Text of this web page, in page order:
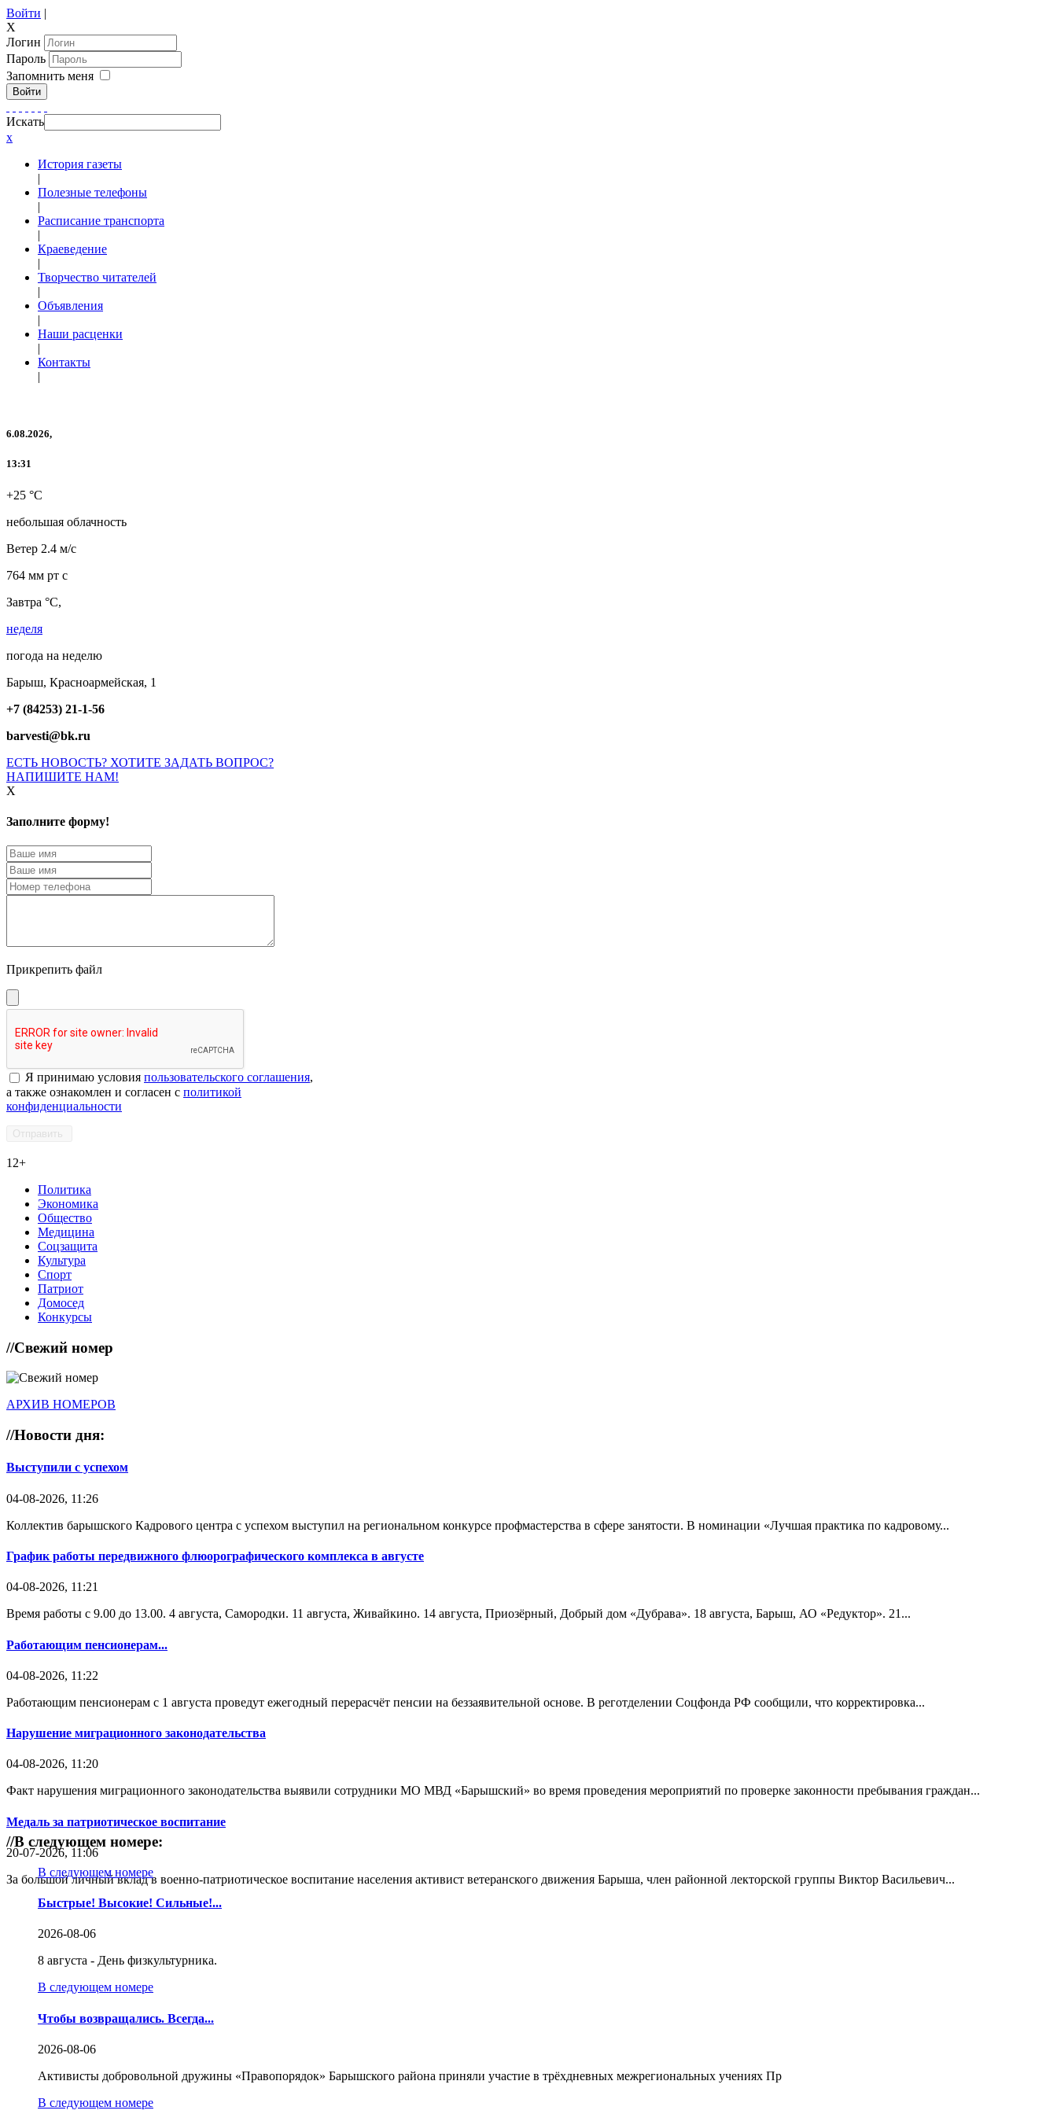
Войти |
X
Логин
Пароль
Запомнить меня
Войти
Искать
x
История газеты
|
Полезные телефоны
|
Расписание транспорта
|
Краеведение
|
Творчество читателей
|
Объявления
|
Наши расценки
|
Контакты
|
6.08.2026,
13:31
+25 °C
небольшая облачность
Ветер 2.4 м/с
764 мм рт с
Завтра °C,
неделя
погода на неделю
Барыш, Красноармейская, 1
+7 (84253) 21-1-56
barvesti@bk.ru
ЕСТЬ НОВОСТЬ? ХОТИТЕ ЗАДАТЬ ВОПРОС?
НАПИШИТЕ НАМ!
X
Заполните форму!
Прикрепить файл
Я принимаю условия пользовательского соглашения,
а также ознакомлен и согласен с политикой
конфиденциальности
12+
Политика
Экономика
Общество
Медицина
Соцзащита
Культура
Спорт
Патриот
Домосед
Конкурсы
//Свежий номер
АРХИВ НОМЕРОВ
//Новости дня:
Выступили с успехом
04-08-2026, 11:26
Коллектив барышского Кадрового центра с успехом выступил на региональном конкурсе профмастерства в сфере занятости. В номинации «Лучшая практика по кадровому...
График работы передвижного флюорографического комплекса в августе
04-08-2026, 11:21
Время работы с 9.00 до 13.00. 4 августа, Самородки. 11 августа, Живайкино. 14 августа, Приозёрный, Добрый дом «Дубрава». 18 августа, Барыш, АО «Редуктор». 21...
Работающим пенсионерам...
04-08-2026, 11:22
Работающим пенсионерам с 1 августа проведут ежегодный перерасчёт пенсии на беззаявительной основе. В реготделении Соцфонда РФ сообщили, что корректировка...
Нарушение миграционного законодательства
04-08-2026, 11:20
Факт нарушения миграционного законодательства выявили сотрудники МО МВД «Барышский» во время проведения мероприятий по проверке законности пребывания граждан...
Медаль за патриотическое воспитание
20-07-2026, 11:06
За большой личный вклад в военно-патриотическое воспитание населения активист ветеранского движения Барыша, член районной лекторской группы Виктор Васильевич...
//В следующем номере:
В следующем номере
Быстрые! Высокие! Сильные!...
2026-08-06
8 августа - День физкультурника.
В следующем номере
Чтобы возвращались. Всегда...
2026-08-06
Активисты добровольной дружины «Правопорядок» Барышского района приняли участие в трёхдневных межрегиональных учениях Пр
В следующем номере